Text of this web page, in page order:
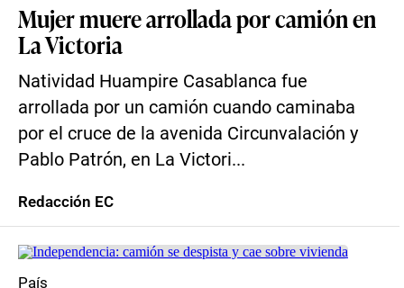
Mujer muere arrollada por camión en
La Victoria
Natividad Huampire Casablanca fue
arrollada por un camión cuando caminaba
por el cruce de la avenida Circunvalación y
Pablo Patrón, en La Victori...
Redacción EC
País